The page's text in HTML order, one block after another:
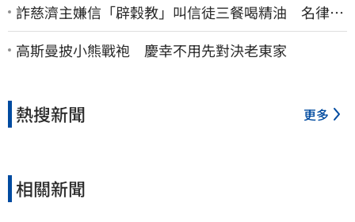
詐慈濟主嫌信「辟穀教」叫信徒三餐喝精油 名律乾
女兒卻吃鮑魚喝紅酒
高斯曼披小熊戰袍 慶幸不用先對決老東家
熱搜新聞 更多
相關新聞